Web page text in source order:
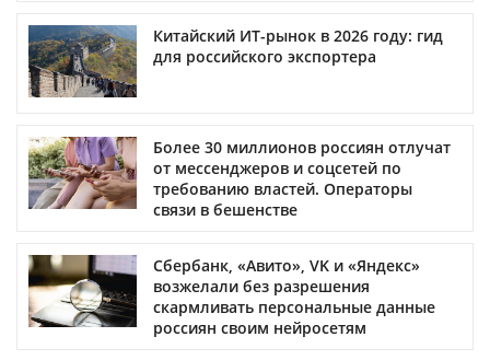
Китайский ИТ-рынок в 2026 году: гид
для российского экспортера
Более 30 миллионов россиян отлучат
от мессенджеров и соцсетей по
требованию властей. Операторы
связи в бешенстве
Сбербанк, «Авито», VK и «Яндекс»
возжелали без разрешения
скармливать персональные данные
россиян своим нейросетям